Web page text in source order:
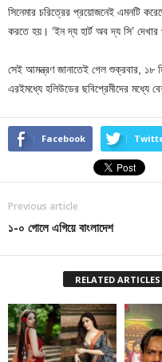
সিনেমার চরিত্রের প্রয়োজনেই এমনটি
করতে হয়। ‘ইন দ্য হার্ট অব দ্য সি’
সেই আমন্ত্রণ জানাতেই গেল শুক্রবার, ১৮
এরইমধ্যে হলিউডের ছবিপ্রেমীদের মধ্যে
Facebook
Previous article
১-০ গোলে এগিয়ে বাংলাদেশ
RELATED ARTICLES